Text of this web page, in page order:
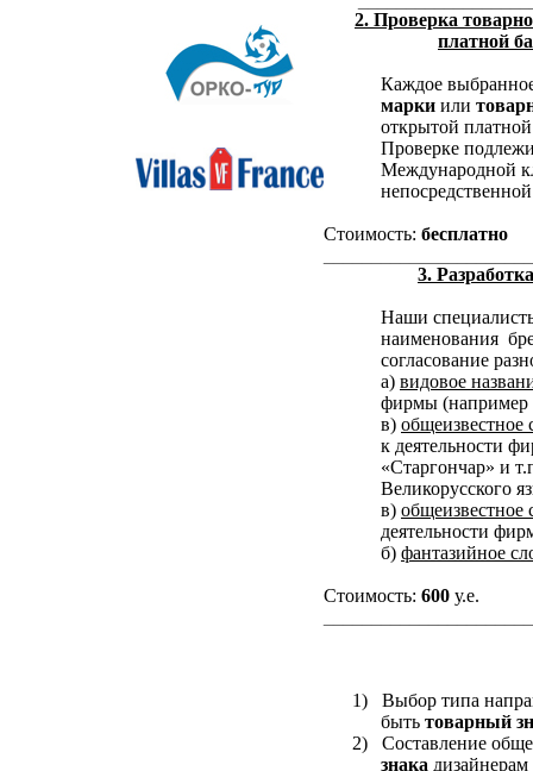
2. Проверка
платной
Каждое
марки или
открытой
Проверке
Международной
Стоимость: бесплатно
3.
Наши
наименования
согласование
а) видовое
фирмы (например
в) общеизвестное
к деятельности
«Старгончар» и
Великорусского
в) общеизвестное
деятельности
б) фантазийное
Стоимость: 600 у.е.
1)
Выбор типа
быть товарный
2)
Составление
знака дизайнерам